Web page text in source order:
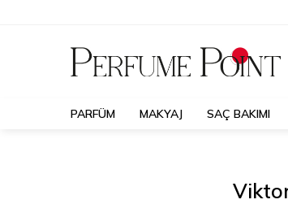
PARFÜM MAKYAJ SAÇ BAKIMI